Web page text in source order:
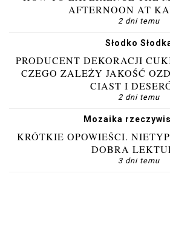
AFTERNOON AT
2 dni temu
Słodko
PRODUCENT DEKORACJI
CZEGO ZALEŻY JAKOŚĆ
CIAST I
2 dni temu
Mozaika
KRÓTKIE OPOWIEŚCI.
DOBRA
3 dni temu